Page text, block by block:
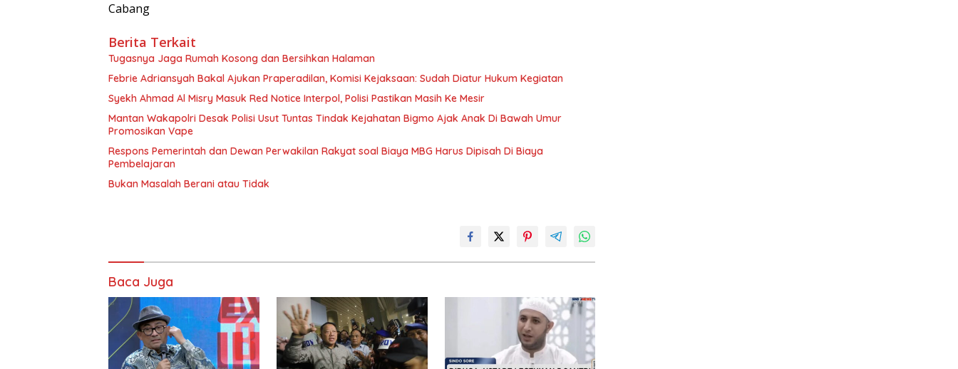
Cabang
Berita Terkait
Tugasnya Jaga Rumah Kosong dan Bersihkan Halaman
Febrie Adriansyah Bakal Ajukan Praperadilan, Komisi Kejaksaan: Sudah Diatur Hukum Kegiatan
Syekh Ahmad Al Misry Masuk Red Notice Interpol, Polisi Pastikan Masih Ke Mesir
Mantan Wakapolri Desak Polisi Usut Tuntas Tindak Kejahatan Bigmo Ajak Anak Di Bawah Umur
Promosikan Vape
Respons Pemerintah dan Dewan Perwakilan Rakyat soal Biaya MBG Harus Dipisah Di Biaya
Pembelajaran
Bukan Masalah Berani atau Tidak
Baca Juga